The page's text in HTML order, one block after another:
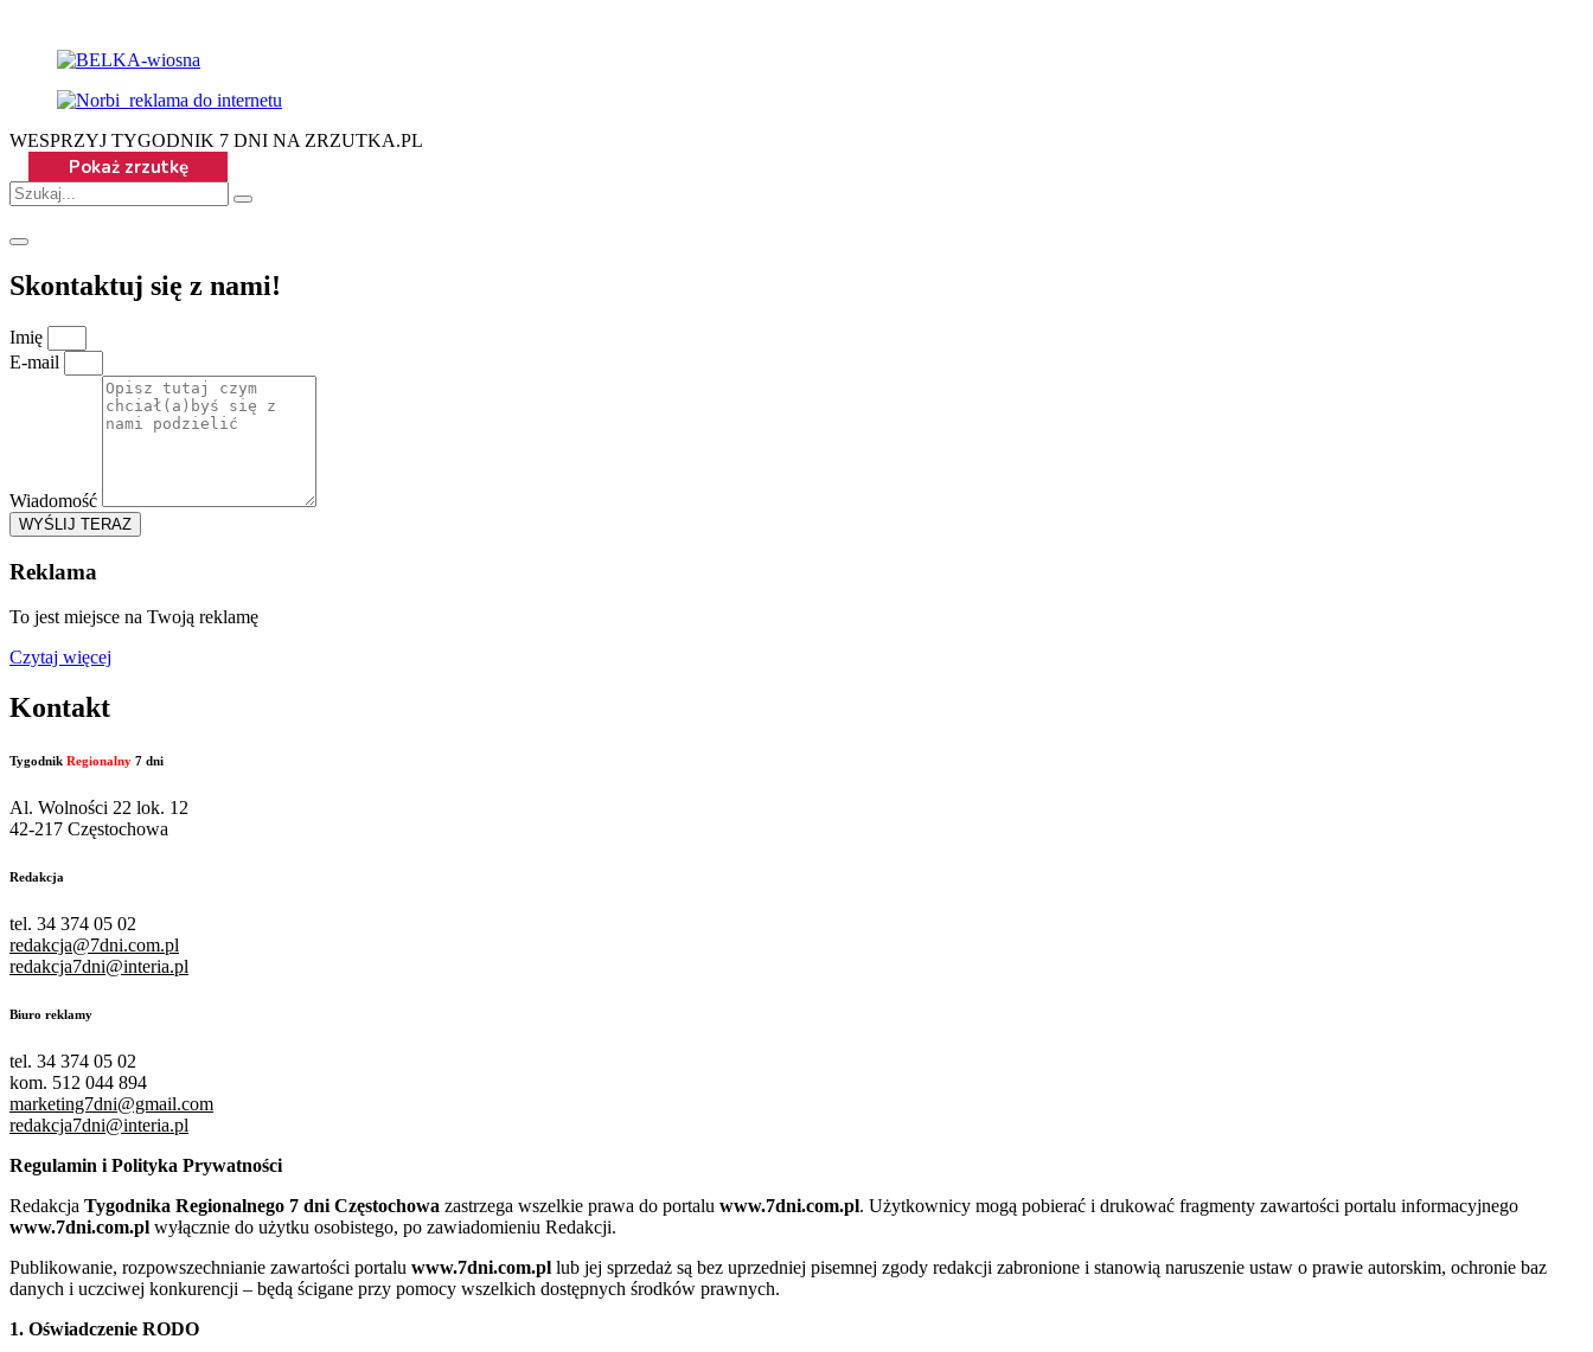
WESPRZYJ TYGODNIK 7 DNI NA ZRZUTKA.PL
Skontaktuj się z nami!
Imię
E-mail
Wiadomość
WYŚLIJ TERAZ
Reklama
To jest miejsce na Twoją reklamę
Czytaj więcej
Kontakt
Tygodnik Regionalny 7 dni
Al. Wolności 22 lok. 12
42-217 Częstochowa
Redakcja
tel. 34 374 05 02
redakcja@7dni.com.pl
redakcja7dni@interia.pl
Biuro reklamy
tel. 34 374 05 02
kom. 512 044 894
marketing7dni@gmail.com
redakcja7dni@interia.pl
Regulamin i Polityka Prywatności
Redakcja Tygodnika Regionalnego 7 dni Częstochowa zastrzega wszelkie prawa do portalu www.7dni.com.pl. Użytkownicy mogą pobierać i drukować fragmenty zawartości portalu informacyjnego
www.7dni.com.pl wyłącznie do użytku osobistego, po zawiadomieniu Redakcji.
Publikowanie, rozpowszechnianie zawartości portalu www.7dni.com.pl lub jej sprzedaż są bez uprzedniej pisemnej zgody redakcji zabronione i stanowią naruszenie ustaw o prawie autorskim, ochronie baz
danych i uczciwej konkurencji – będą ścigane przy pomocy wszelkich dostępnych środków prawnych.
1. Oświadczenie RODO